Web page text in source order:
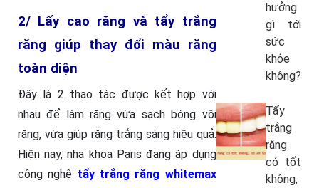
2/ Lấy cao răng và tẩy trắng
răng giúp thay đổi màu răng
toàn diện
Đây là 2 thao tác được kết hợp với
nhau để làm răng vừa sạch bóng vôi
răng, vừa giúp răng trắng sáng hiệu quả.
Hiện nay, nha khoa Paris đang áp dụng
công nghệ tẩy trắng răng whitemax
hưởng
gì tới
sức
khỏe
không?
Tẩy
trắng
răng
có tốt
không,